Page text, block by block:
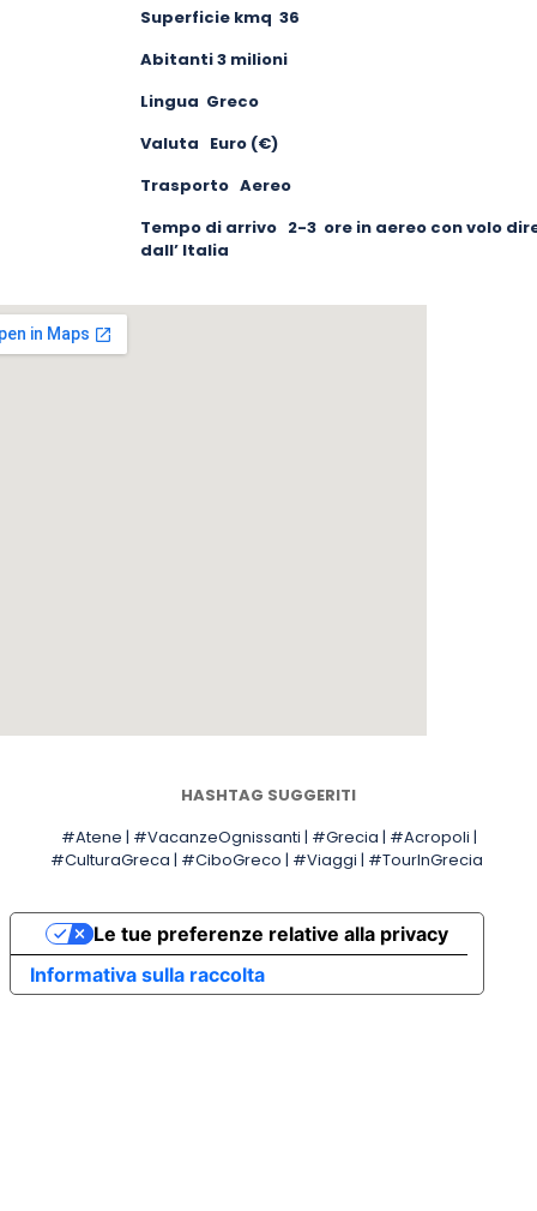
Superficie kmq 36
Abitanti 3 milioni
Lingua Greco
Valuta Euro (€)
Trasporto Aereo
Tempo di arrivo 2-3 ore in aereo con volo
dall’ Italia
HASHTAG SUGGERITI
#Atene | #VacanzeOgnissanti | #Grecia | #Acropoli |
#CulturaGreca | #CiboGreco | #Viaggi | #TourInGrecia
Informativa sulla raccolta
Le tue preferenze relative alla privacy